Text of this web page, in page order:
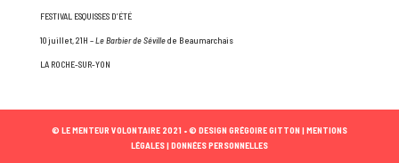
FESTIVAL ESQUISSES D’ÉTÉ
10 juillet, 21H –Le Barbier de Sévillede Beaumarchais
LA ROCHE-SUR-YON
© LE MENTEUR VOLONTAIRE 2021 •© DESIGN GRÉGOIRE GITTON | MENTIONS
LÉGALES | DONNÉES PERSONNELLES